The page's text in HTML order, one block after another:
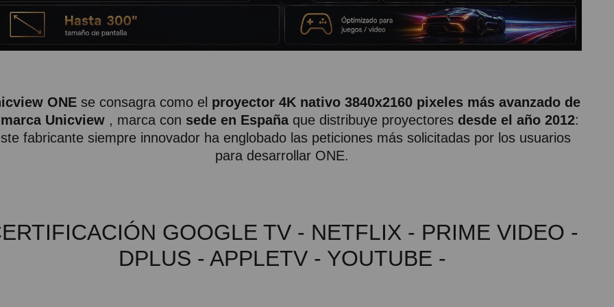
ONE se consagra como el proyector 4K nativo 3840x2160 pixeles más avanzado de
Unicview , marca con sede en España que distribuye proyectores desde el año 2012:
fabricante siempre innovador ha englobado las peticiones más solicitadas por los usuarios
para desarrollar ONE.
GOOGLE TV - NETFLIX - PRIME VIDEO -
DPLUS - APPLETV - YOUTUBE -